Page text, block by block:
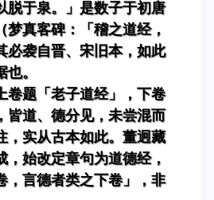
脱于泉。」是数子于初唐
梦真客碑：「稽之道经，
必袭自晋、宋旧本，如此
。
卷题「老子道经」，下卷
皆道、德分见，未尝混而
，实从古本如此。董迥藏
，始改定章句为道德经，
，言德者类之下卷」，非